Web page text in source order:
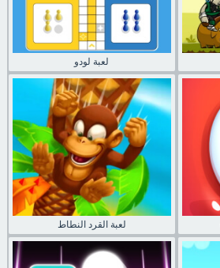
لعبة لودو
لعبة القرد النطاط